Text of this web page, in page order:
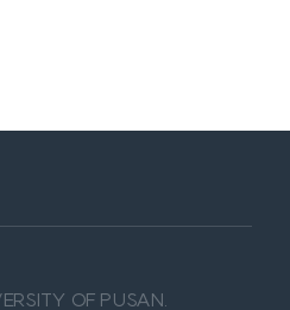
OF PUSAN.